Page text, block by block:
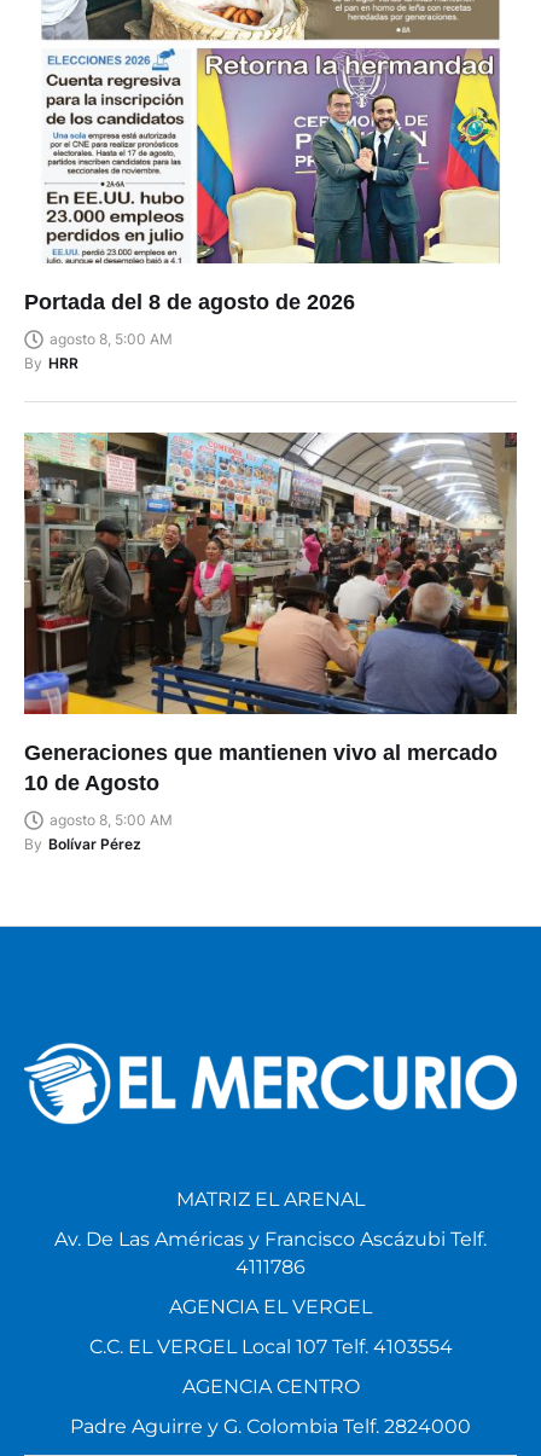
Portada del 8 de agosto de 2026
agosto 8, 5:00 AM
By HRR
Generaciones que mantienen vivo al mercado
10 de Agosto
agosto 8, 5:00 AM
By Bolívar Pérez
MATRIZ EL ARENAL
Av. De Las Américas y Francisco Ascázubi Telf.
4111786
AGENCIA EL VERGEL
C.C. EL VERGEL Local 107 Telf. 4103554
AGENCIA CENTRO
Padre Aguirre y G. Colombia Telf. 2824000